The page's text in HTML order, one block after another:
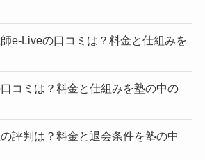
e-Liveの口コミは？料金と仕組みを
コミは？料金と仕組みを塾の中の
評判は？料金と退会条件を塾の中